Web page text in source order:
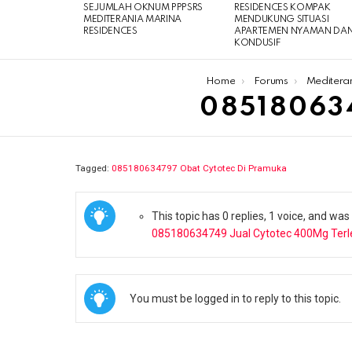
SEJUMLAH OKNUM PPPSRS
MEDITERANIA MARINA
RESIDENCES
RESIDENCES KOMPAK
MENDUKUNG SITUASI
APARTEMEN NYAMAN
KONDUSIF
Home Forums
Tagged: 085180634797 Obat Cytotec Di Pramuka
This topic has 0 replies, 1 voice, and
085180634749 Jual Cytotec 400Mg
You must be logged in to reply to this topic.